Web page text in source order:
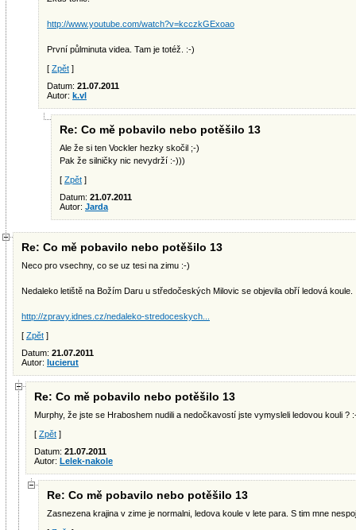
http://www.youtube.com/watch?v=kcczkGExoao
První půlminuta videa. Tam je totéž. :-)
[ Zpět ]
Datum: 21.07.2011
Autor: k.vl
Re: Co mě pobavilo nebo potěšilo 13
Ale že si ten Vockler hezky skočil ;-)
Pak že silničky nic nevydrží :-)))
[ Zpět ]
Datum: 21.07.2011
Autor: Jarda
Re: Co mě pobavilo nebo potěšilo 13
Neco pro vsechny, co se uz tesi na zimu :-)
Nedaleko letiště na Božím Daru u středočeských Milovic se objevila obří ledová koule.
http://zpravy.idnes.cz/nedaleko-stredoceskych...
[ Zpět ]
Datum: 21.07.2011
Autor: lucierut
Re: Co mě pobavilo nebo potěšilo 13
Murphy, že jste se Hraboshem nudili a nedočkavostí jste vymysleli ledovou kouli ?
[ Zpět ]
Datum: 21.07.2011
Autor: Lelek-nakole
Re: Co mě pobavilo nebo potěšilo 13
Zasnezena krajina v zime je normalni, ledova koule v lete para. S tim mne